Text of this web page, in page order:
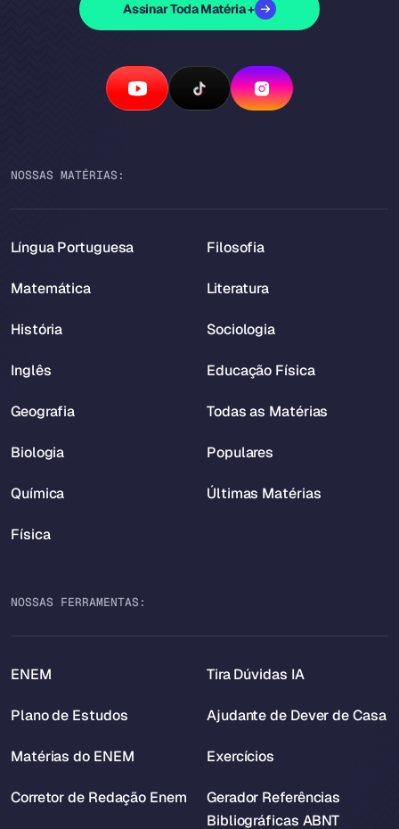
Assinar Toda Matéria +
NOSSAS MATÉRIAS:
Língua Portuguesa
Matemática
História
Inglês
Geografia
Biologia
Química
Física
Filosofia
Literatura
Sociologia
Educação Física
Todas as Matérias
Populares
Últimas Matérias
NOSSAS FERRAMENTAS:
ENEM
Plano de Estudos
Matérias do ENEM
Corretor de Redação Enem
Tira Dúvidas IA
Ajudante de Dever de Casa
Exercícios
Gerador Referências
Bibliográficas ABNT